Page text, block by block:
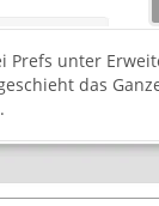
Prefs unter
das